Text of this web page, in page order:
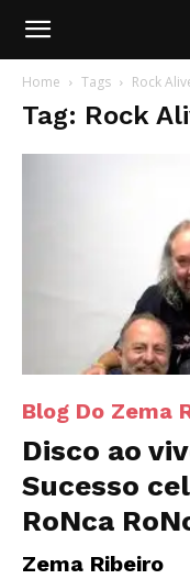
Farofafá
Home Tags Rock
Tag: Rock
Blog Do Zema
Disco ao
Sucesso
RoNca
Zema Ribeiro